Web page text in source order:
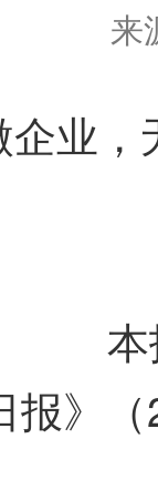
来
业，
报》